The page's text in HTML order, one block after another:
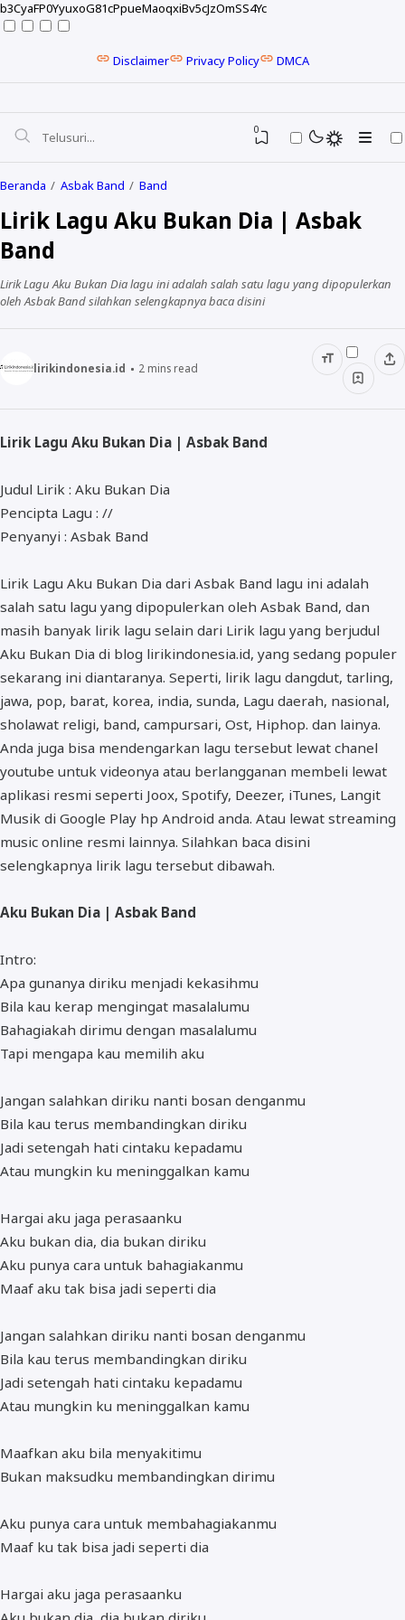
b3CyaFP0YyuxoG81cPpueMaoqxiBv5cJzOmSS4Yc
Disclaimer Privacy Policy DMCA
NELA KARISMA
ALMANAR
RELIGI RAMADHAN
NISA SABYAN
0
Beranda Asbak Band Band
Lirik Lagu Aku Bukan Dia | Asbak
Band
Lirik Lagu Aku Bukan Dia lagu ini adalah salah satu lagu yang dipopulerkan
oleh Asbak Band silahkan selengkapnya baca disini
lirikindonesia.id 2mins read
Lirik Lagu Aku Bukan Dia | Asbak Band
Judul Lirik : Aku Bukan Dia
Pencipta Lagu : //
Penyanyi : Asbak Band
Lirik Lagu Aku Bukan Dia dari Asbak Band lagu ini adalah
salah satu lagu yang dipopulerkan oleh Asbak Band, dan
masih banyak lirik lagu selain dari Lirik lagu yang berjudul
Aku Bukan Dia di blog lirikindonesia.id, yang sedang populer
sekarang ini diantaranya. Seperti, lirik lagu dangdut, tarling,
jawa, pop, barat, korea, india, sunda, Lagu daerah, nasional,
sholawat religi, band, campursari, Ost, Hiphop. dan lainya.
Anda juga bisa mendengarkan lagu tersebut lewat chanel
youtube untuk videonya atau berlangganan membeli lewat
aplikasi resmi seperti Joox, Spotify, Deezer, iTunes, Langit
Musik di Google Play hp Android anda. Atau lewat streaming
music online resmi lainnya. Silahkan baca disini
selengkapnya lirik lagu tersebut dibawah.
Aku Bukan Dia | Asbak Band
Intro:
Apa gunanya diriku menjadi kekasihmu
Bila kau kerap mengingat masalalumu
Bahagiakah dirimu dengan masalalumu
Tapi mengapa kau memilih aku
Jangan salahkan diriku nanti bosan denganmu
Bila kau terus membandingkan diriku
Jadi setengah hati cintaku kepadamu
Atau mungkin ku meninggalkan kamu
Hargai aku jaga perasaanku
Aku bukan dia, dia bukan diriku
Aku punya cara untuk bahagiakanmu
Maaf aku tak bisa jadi seperti dia
Jangan salahkan diriku nanti bosan denganmu
Bila kau terus membandingkan diriku
Jadi setengah hati cintaku kepadamu
Atau mungkin ku meninggalkan kamu
Maafkan aku bila menyakitimu
Bukan maksudku membandingkan dirimu
Aku punya cara untuk membahagiakanmu
Maaf ku tak bisa jadi seperti dia
Hargai aku jaga perasaanku